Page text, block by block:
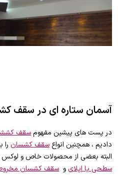
آسمان ستاره ای در سقف
در پست های پیشین مفهومسقف
دادیم ، همچنین انواع سقف کشسان
البته بعضی از محصولات خاص و لوکس
سطحی یا اپلایو سقف کشسان